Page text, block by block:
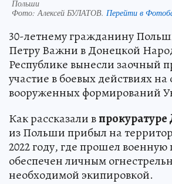
Польши
Фото:Алексей БУЛАТОВ. Перейти в
30-летнему гражданину
Петру Важни в Донецкой
Республике вынесли заочный
участие в боевых действиях на
вооруженных формирований
Как рассказали в
из Польши прибыл на
2022 году, где прошел военную
обеспечен личным
необходимой экипировкой.